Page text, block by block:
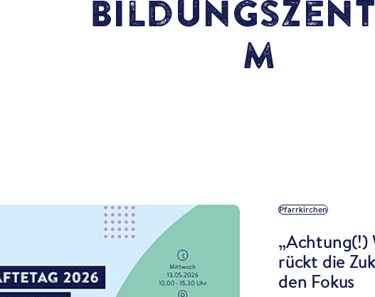
m
Pfarrkirchen
„Achtung(!)
rückt die
den Fokus